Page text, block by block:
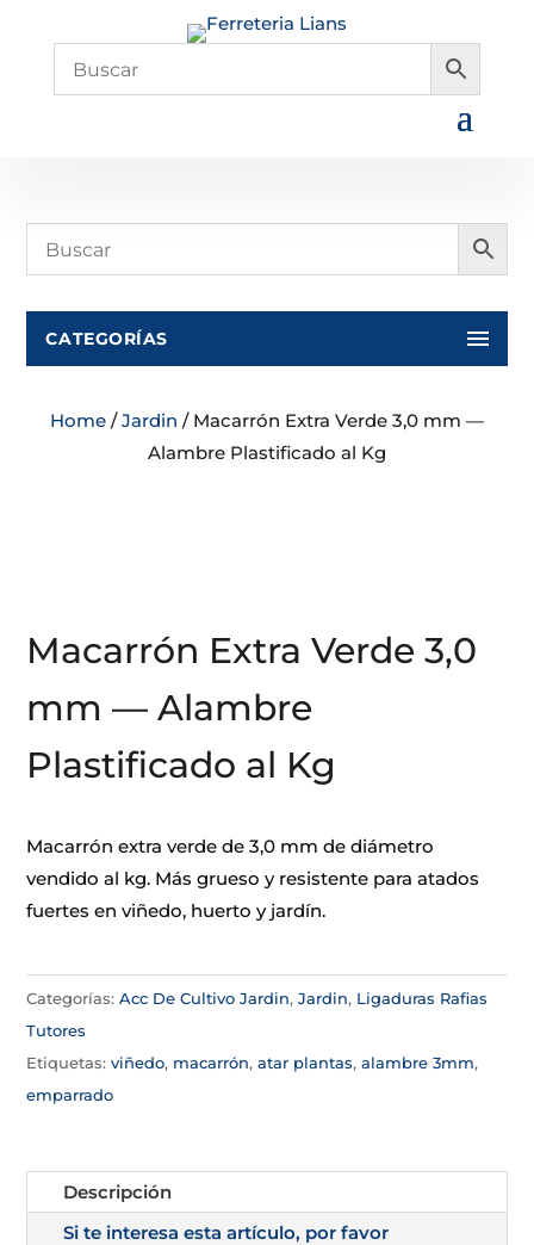
CATEGORÍAS
Home /Jardin / Macarrón Extra Verde 3,0 mm —
Alambre Plastificado al Kg
Macarrón Extra Verde 3,0
mm — Alambre
Plastificado al Kg
Macarrón extra verde de 3,0 mm de diámetro
vendido al kg. Más grueso y resistente para atados
fuertes en viñedo, huerto y jardín.
Categorías:Acc De Cultivo Jardin,Jardin, Ligaduras Rafias
Tutores
Etiquetas:viñedo, macarrón,atar plantas,alambre 3mm,
emparrado
Descripción
Si te interesa esta artículo, por favor